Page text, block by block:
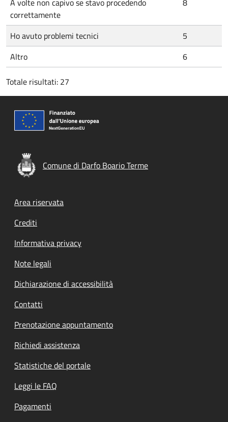
A volte non capivo se stavo procedendo
correttamente
8
Ho avuto problemi tecnici
5
Altro
6
Totale risultati: 27
Comune di Darfo Boario Terme
Footer menu
Area riservata
Crediti
Informativa privacy
Note legali
Dichiarazione di accessibilità
Contatti
Prenotazione appuntamento
Richiedi assistenza
Statistiche del portale
Leggi le FAQ
Pagamenti